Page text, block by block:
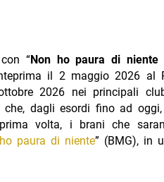
“Non ho paura di niente
il 2 maggio 2026 al
2026 nei principali
che, dagli esordi fino ad
volta, i brani che
paura di niente” (BMG), in